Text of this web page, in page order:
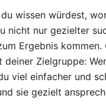
wissen würdest,
nicht nur gezielter
Ergebnis kommen.
deiner Zielgruppe:
viel einfacher und
sie gezielt